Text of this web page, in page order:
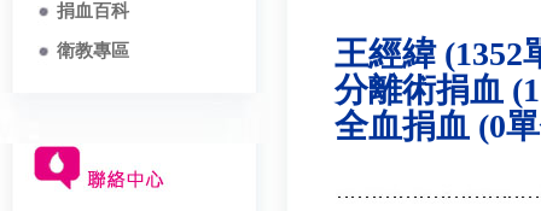
捐血百科
衛教專區
王經緯 (1352
分離術捐血
全血捐血 (0